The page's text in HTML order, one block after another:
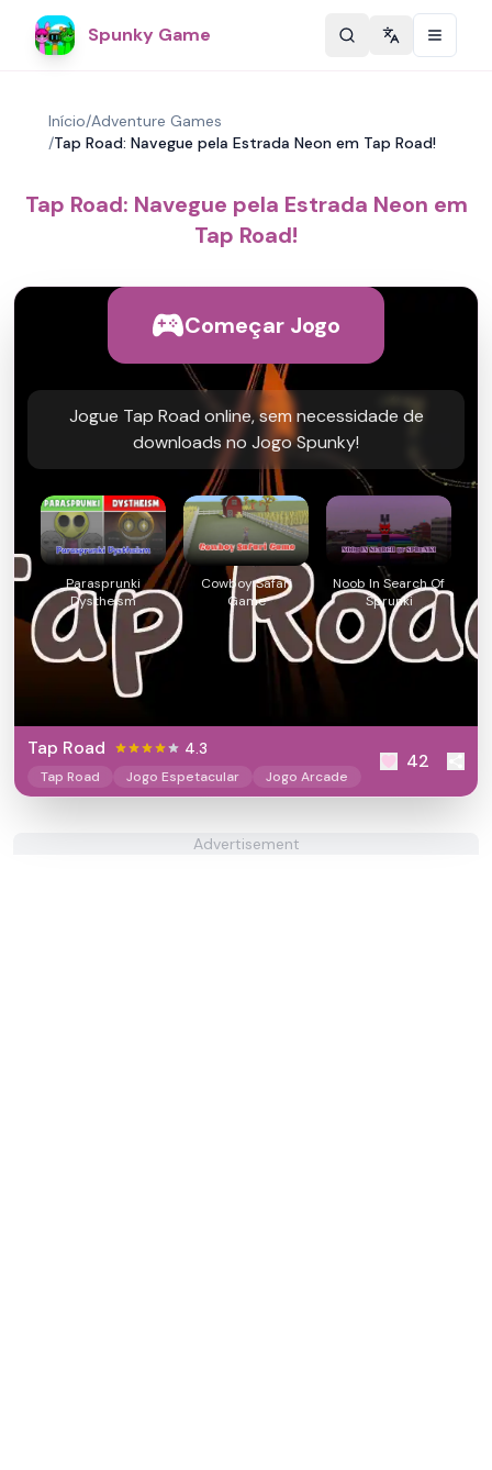
Spunky Game Change
Início/Adventure Games
/Tap Road: Navegue pela Estrada Neon em Tap Road!
Tap Road: Navegue pela Estrada Neon em
Tap Road!
Começar Jogo
Jogue Tap Road online, sem necessidade de
downloads no Jogo Spunky!
Parasprunki
Dystheism
Cowboy Safari
Game
Noob In Search Of
Sprunki
Tap Road 4.3
Tap Road Jogo Espetacular Jogo Arcade
42
Advertisement